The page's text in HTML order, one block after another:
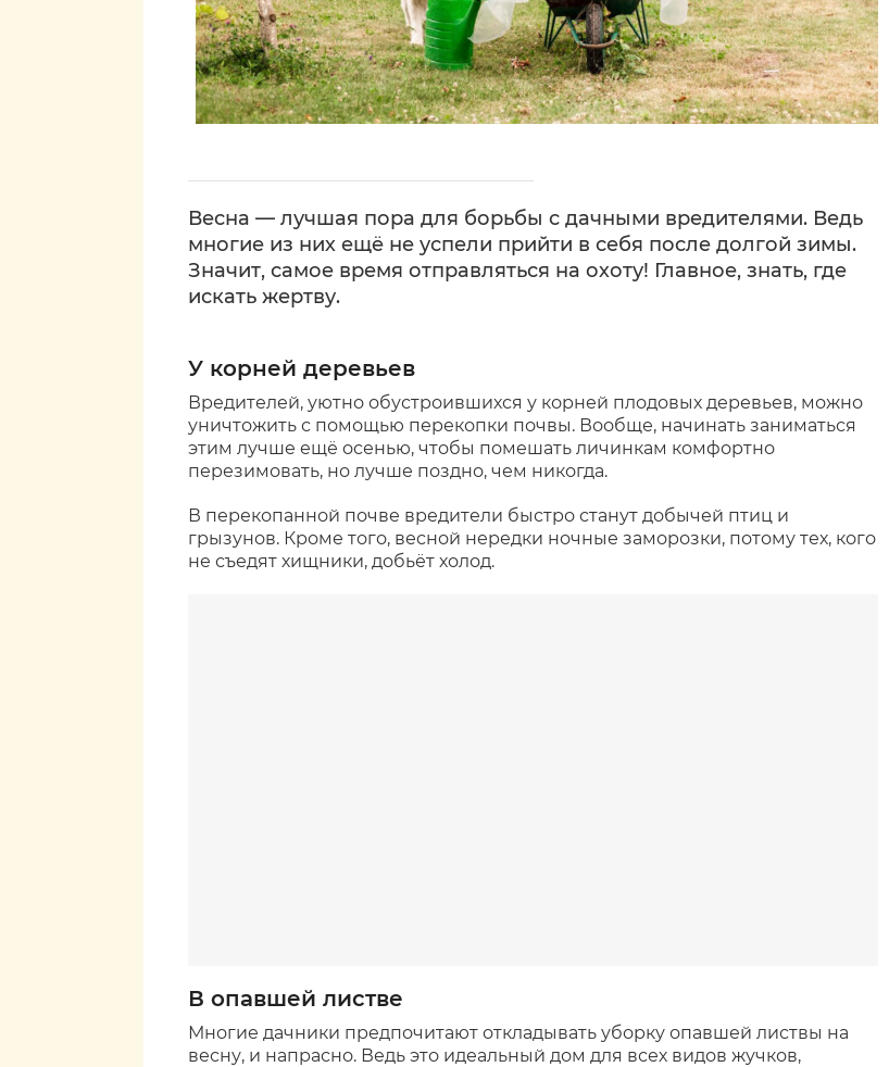
Весна — лучшая пора для борьбы с дачными вредителями. Ведь
многие из них ещё не успели прийти в себя после долгой зимы.
Значит, самое время отправляться на охоту! Главное, знать, где
искать жертву.
У корней деревьев
Вредителей, уютно обустроившихся у корней плодовых деревьев, можно
уничтожить с помощью перекопки почвы. Вообще, начинать заниматься
этим лучше ещё осенью, чтобы помешать личинкам комфортно
перезимовать, но лучше поздно, чем никогда.
В перекопанной почве вредители быстро станут добычей птиц и
грызунов. Кроме того, весной нередки ночные заморозки, потому тех, кого
не съедят хищники, добьёт холод.
В опавшей листве
Многие дачники предпочитают откладывать уборку опавшей листвы на
весну, и напрасно. Ведь это идеальный дом для всех видов жучков,